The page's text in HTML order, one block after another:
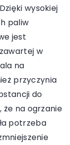
wysokiej
paliw
jest
w
na
przyczynia
do
że na ogrzanie
potrzeba